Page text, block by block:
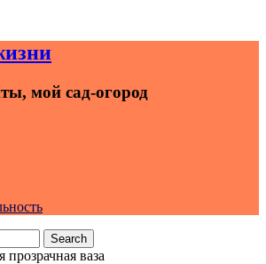
мой сад-огород
Search
прозрачная ваза